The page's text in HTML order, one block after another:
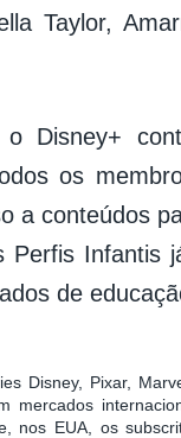
Taylor,
o Disney+
os
a conteúdos
Infantis
de
Disney, Pixar,
nos EUA, os